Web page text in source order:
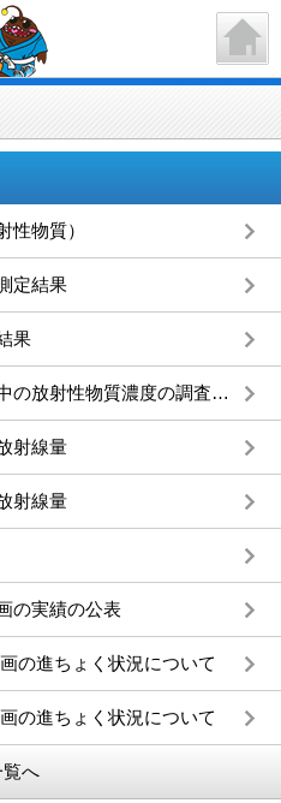
性物質）
定結果
果
公共用水域及び一般環境土壌中の放射性物質濃度の調査結果
射線量
射線量
の実績の公表
の進ちょく状況について
の進ちょく状況について
覧へ